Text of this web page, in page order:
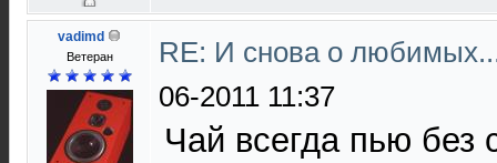
vadimd
Ветеран
RE: И снова о
06-2011 11:37
Чай всегда пью без